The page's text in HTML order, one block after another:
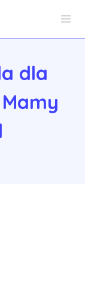
dla